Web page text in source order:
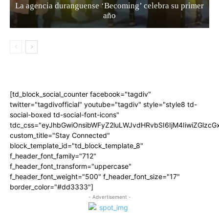
La agencia duranguense ‘Becoming’ celebra su primer
año
[td_block_social_counter facebook="tagdiv"
twitter="tagdivofficial" youtube="tagdiv" style="style8 td-
social-boxed td-social-font-icons"
custom_title="Stay Connected"
block_template_id="td_block_template_8"
f_header_font_family="712"
f_header_font_transform="uppercase"
f_header_font_weight="500" f_header_font_size="17"
border_color="#dd3333"]
- Advertisement -